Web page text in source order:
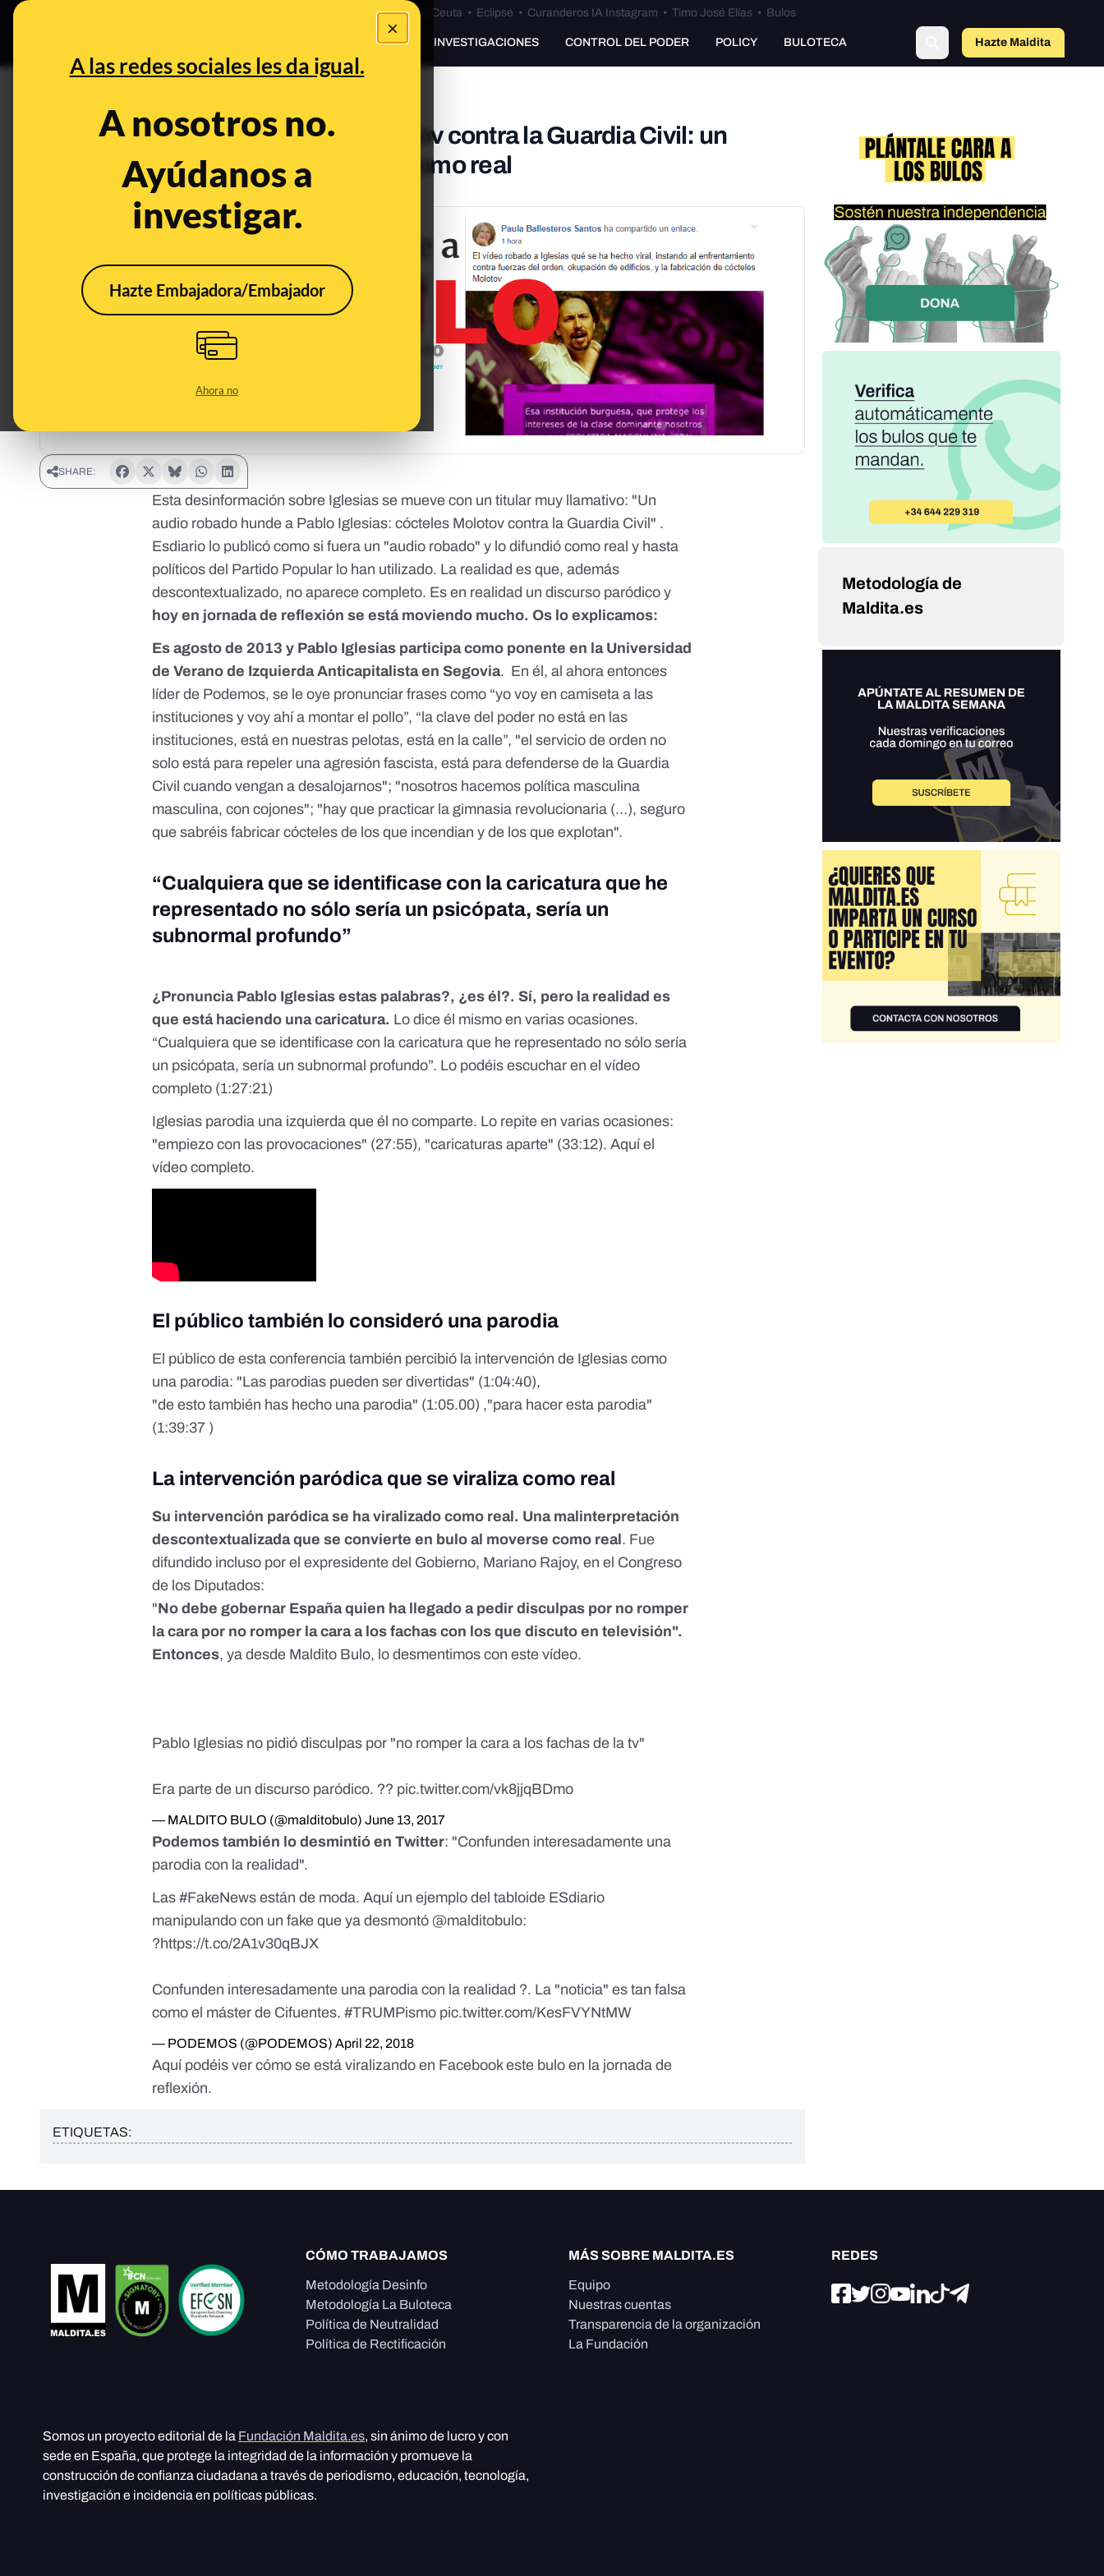
×
A las redes sociales les da igual.
A nosotros no.
Ayúdanos a
investigar.
Hazte Embajadora/Embajador
Ahora no
Especial Ceuta•Bulos Ceuta • Eclipse • Curanderos IA Instagram • Timo José Elías • Bulos
PREBUNKING INVESTIGACIONES CONTROL DEL PODER POLICY BULOTECA Hazte Maldit o
a
Pablo Iglesias y los cócteles Molotov contra la Guardia Civil: un
discurso paródico que se mueve como real
Apr 27, 2019, 3:09:30 PM
SHARE:
Esta desinformación sobre Iglesias se mueve con un titular muy llamativo: "Un
audio robado hunde a Pablo Iglesias: cócteles Molotov contra la Guardia Civil" .
Esdiario lo publicó como si fuera un "audio robado" y lo difundió como real y hasta
políticos del Partido Popular lo han utilizado. La realidad es que, además
descontextualizado, no aparece completo. Es en realidad un discurso paródico y
hoy en jornada de reflexión se está moviendo mucho. Os lo explicamos:
Es agosto de 2013 y Pablo Iglesias participa como ponente en la Universidad
de Verano de Izquierda Anticapitalista en Segovia. En él, al ahora entonces
líder de Podemos, se le oye pronunciar frases como “yo voy en camiseta a las
instituciones y voy ahí a montar el pollo”, “la clave del poder no está en las
instituciones, está en nuestras pelotas, está en la calle”, "el servicio de orden no
solo está para repeler una agresión fascista, está para defenderse de la Guardia
Civil cuando vengan a desalojarnos"; "nosotros hacemos política masculina
masculina, con cojones"; "hay que practicar la gimnasia revolucionaria (…), seguro
que sabréis fabricar cócteles de los que incendian y de los que explotan".
“Cualquiera que se identificase con la caricatura que he
representado no sólo sería un psicópata, sería un
subnormal profundo”
¿Pronuncia Pablo Iglesias estas palabras?, ¿es él?. Sí, pero la realidad es
que está haciendo una caricatura. Lo dice él mismo en varias ocasiones.
“Cualquiera que se identificase con la caricatura que he representado no sólo sería
un psicópata, sería un subnormal profundo”. Lo podéis escucharen el vídeo
completo (1:27:21)
Iglesias parodia una izquierda que él no comparte. Lo repite en varias ocasiones:
"empiezo con las provocaciones" (27:55), "caricaturas aparte" (33:12). Aquí el
vídeo completo.
El público también lo consideró una parodia
El público de esta conferencia también percibió la intervención de Iglesias como
una parodia: "Las parodias pueden ser divertidas" (1:04:40),
"de esto también has hecho una parodia" (1:05.00) ,"para hacer esta parodia"
(1:39:37 )
La intervención paródica que se viraliza como real
Su intervención paródica se ha viralizado como real. Una malinterpretación
descontextualizada que se convierte en bulo al moverse como real. Fue
difundido incluso por el expresidente del Gobierno, Mariano Rajoy, en el Congreso
de los Diputados:
"No debe gobernar España quien ha llegado a pedir disculpas por no romper
la cara por no romper la cara a los fachas con los que discuto en televisión".
Entonces, ya desde Maldito Bulo, lo desmentimos con este vídeo.
Pablo Iglesias no pidió disculpas por "no romper la cara a los fachas de la tv"
Era parte de un discurso paródico. ?? pic.twitter.com/vk8jjqBDmo
— MALDITO BULO (@malditobulo)June 13, 2017
Podemos también lo desmintió en Twitter: "Confunden interesadamente una
parodia con la realidad".
Las#FakeNews están de moda. Aquí un ejemplo del tabloide ESdiario
manipulando con un fake que ya desmontó @malditobulo:
?https://t.co/2A1v30qBJX
Confunden interesadamente una parodia con la realidad ?. La "noticia" es tan falsa
como el máster de Cifuentes.#TRUMPismo pic.twitter.com/KesFVYNtMW
— PODEMOS (@PODEMOS)April 22, 2018
Aquí podéis ver cómo se está viralizando en Facebookeste bulo en la jornada de
reflexión.
ETIQUETAS:
Metodología de
Maldita.es
CÓMO TRABAJAMOS
Metodología Desinfo
Metodología La Buloteca
Política de Neutralidad
Política de Rectificación
MÁS SOBRE MALDITA.ES
Equipo
Nuestras cuentas
Transparencia de la organización
La Fundación
REDES
Somos un proyecto editorial de la Fundación Maldita.es, sin ánimo de lucro y con
sede en España, que protege la integridad de la información y promueve la
construcción de confianza ciudadana a través de periodismo, educación, tecnología,
investigación e incidencia en políticas públicas.